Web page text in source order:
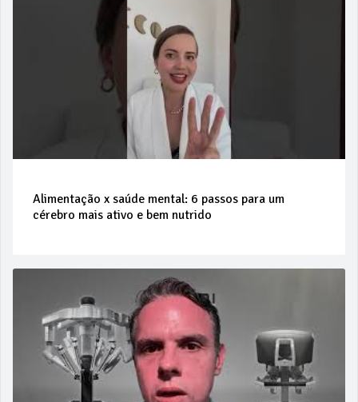
Alimentação x saúde mental: 6 passos para um
cérebro mais ativo e bem nutrido